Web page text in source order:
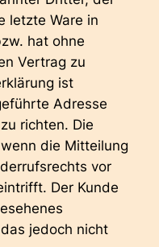
letzte Ware in
hat ohne
Vertrag zu
ist
Adresse
richten. Die
die Mitteilung
vor
Der Kunde
jedoch nicht